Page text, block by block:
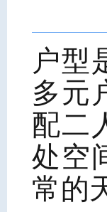
户型
多元
配二
处空
常的